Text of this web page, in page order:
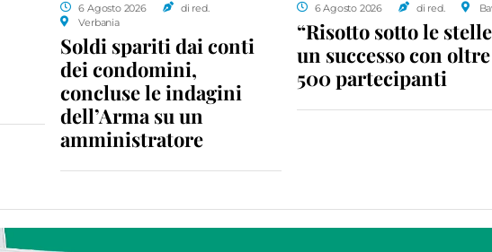
6 Agosto 2026
di red.
Verbania
Soldi spariti dai conti
dei condomini,
concluse le indagini
dell’Arma su un
amministratore
6 Agosto 2026 di red.
“Risotto sotto le
un successo con oltre
500 partecipanti